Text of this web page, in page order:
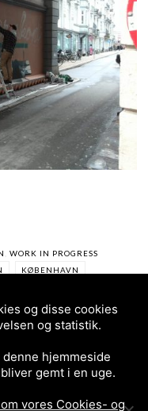
WORK IN PROGRESS
KØBENHAVN
og disse cookies
og statistik.
hjemmeside
gemt i en uge.
vores Cookies- og